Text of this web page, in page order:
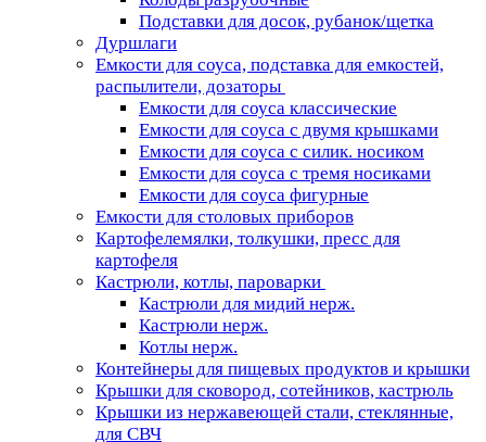
Подставки для досок, рубанок/щетка
Дуршлаги
Емкости для соуса, подставка для емкостей,
распылители, дозаторы
Емкости для соуса классические
Емкости для соуса с двумя крышками
Емкости для соуса с силик. носиком
Емкости для соуса с тремя носиками
Емкости для соуса фигурные
Емкости для столовых приборов
Картофелемялки, толкушки, пресс для
картофеля
Кастрюли, котлы, пароварки
Кастрюли для мидий нерж.
Кастрюли нерж.
Котлы нерж.
Контейнеры для пищевых продуктов и крышки
Крышки для сковород, сотейников, кастрюль
Крышки из нержавеющей стали, стеклянные,
для СВЧ